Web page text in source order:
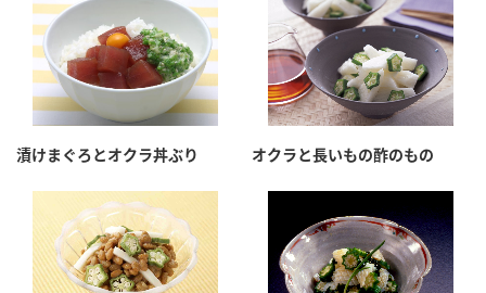
業務用サイト ミツカングループについて 製造所固有記号一覧
漬けまぐろとオクラ丼ぶり オクラと長いもの酢のもの